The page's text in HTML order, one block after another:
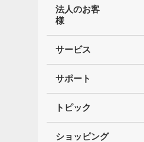
法人のお客
様
サービス
サポート
トピック
ショッピング